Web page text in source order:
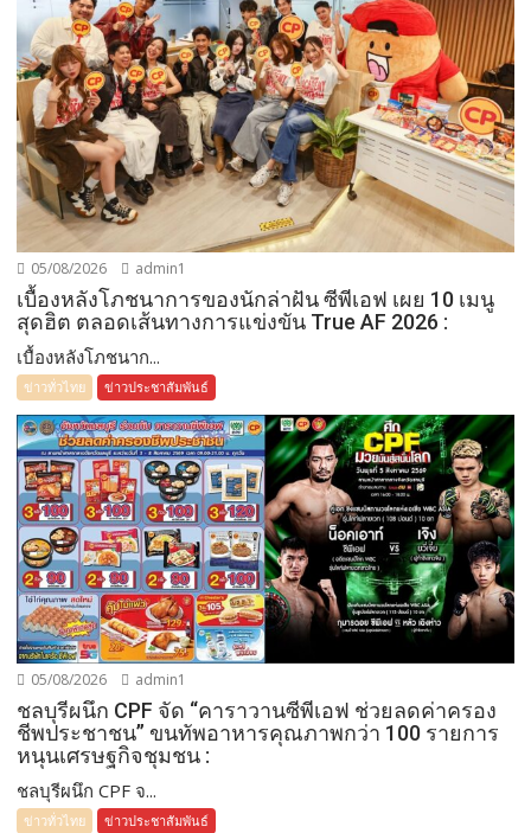
05/08/2026 admin1
เบื้องหลังโภชนาการของนักล่าฝัน ซีพีเอฟ เผย 10 เมนู
สุดฮิต ตลอดเส้นทางการแข่งขัน True AF 2026 :
เบื้องหลังโภชนาก...
ข่าวทั่วไทย ข่าวประชาสัมพันธ์
05/08/2026 admin1
ชลบุรีผนึก CPF จัด “คาราวานซีพีเอฟ ช่วยลดค่าครอง
ชีพประชาชน” ขนทัพอาหารคุณภาพกว่า 100 รายการ
หนุนเศรษฐกิจชุมชน :
ชลบุรีผนึก CPF จ...
ข่าวทั่วไทย ข่าวประชาสัมพันธ์